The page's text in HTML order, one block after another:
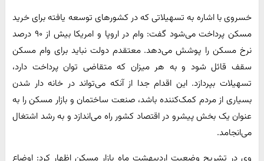
خسروی با اشاره به تسهیلاتی که در کشورهای توسعه یافته برای خرید
مسکن پرداخت می‌شود گفت: وام در اروپا و امریکا بیش از ۹۰ درصد
نرخ مسکن را پوشش می‌دهد. معتقدم دولت نباید برای وام مسکن
سقف قائل شود و به هر میزان که متقاضی توان پرداخت دارد،
تسهیلات بپردازد. این اقدام جدا از آنکه می‌تواند در خانه دار شدن
بسیاری از مردم کمک‌کننده باشد، صنعت ساختمان و بازار مسکن را به
عنوان یک بخش پیشرو در اقتصاد کشور راه می‌اندازد و به رشد اشتغال
می‌انجامد.
وی در تشریح وضعیت اردیبهشت ماه بازار مسکن اظهار کرد: اوضاع